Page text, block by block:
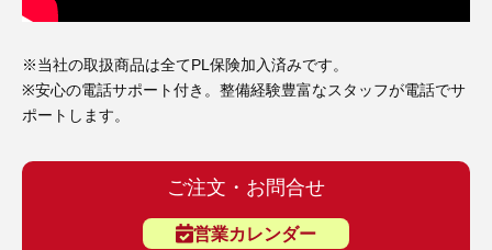
※当社の取扱商品は全てPL保険加入済みです。
※安心の電話サポート付き。整備経験豊富なスタッフが電話でサ
ポートします。
ご注文・お問合せ
営業カレンダー